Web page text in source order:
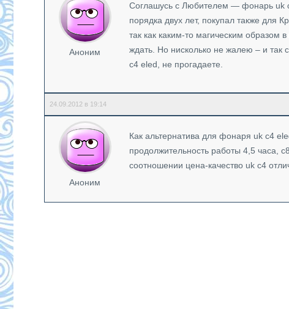
Аноним
Соглашусь с Любителем — фонарь uk
порядка двух лет, покупал также для
так как каким-то магическим образом
ждать. Но нисколько не жалею – и так
c4 eled, не прогадаете.
24.09.2012 в 19:14
Аноним
Как альтернатива для фонаря uk c4
продолжительность работы 4,5 часа,
соотношении цена-качество uk c4